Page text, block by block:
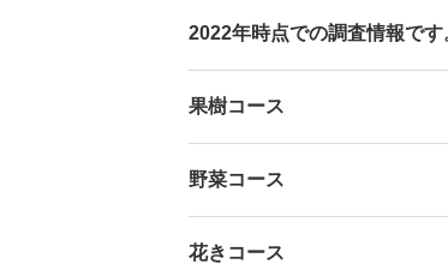
2022年時点での調査情報で
果樹コース
野菜コース
花きコース